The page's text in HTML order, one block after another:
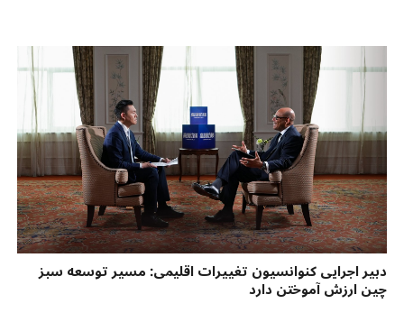
دبیر اجرایی کنوانسیون تغییرات اقلیمی: مسیر توسعه سبز
چین ارزش آموختن دارد